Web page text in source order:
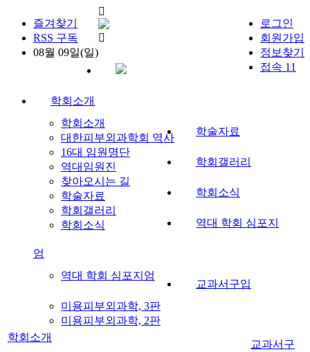
즐겨찾기
RSS 구독
08월 09일(일)
로그인
회원가입
정보찾기
접속 11
학회소개
학회소개
대한피부외과학회 역사
16대 임원명단
역대임원진
찾아오시는 길
학술자료
학술자료
학회갤러리
학회갤러리
학회소식
학회소식 역대 학회 심포지
엄
역대 학회 심포지엄
교과서구입
미용피부외과학, 3판
미용피부외과학, 2판
학회소개
교과서구